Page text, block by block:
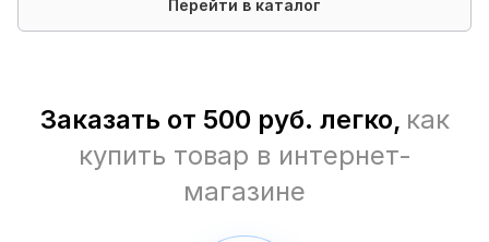
Перейти в каталог
Заказать от 500 руб. легко, как
купить товар в интернет-
магазине